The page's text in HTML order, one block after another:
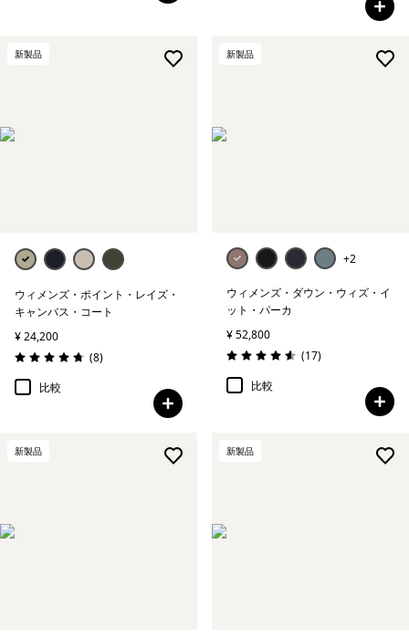
新製品
ウィメンズ・ポイント・レイズ・
キャンバス・コート
¥ 24,200
評価: 4.8 / 5
(8レビュー
)
比較
新製品
+2
ウィメンズ・ダウン・ウィズ・イ
ット・パーカ
¥ 52,800
評価: 4.6 / 5
(17レビュー
)
比較
新製品 新製品